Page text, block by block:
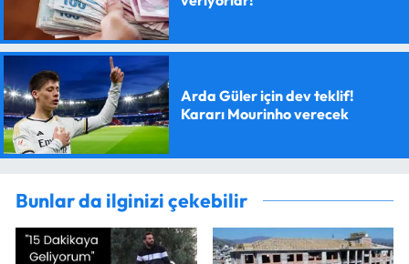
Arda Güler için dev teklif!
Kararı Mourinho verecek
Bunlar da ilginizi çekebilir